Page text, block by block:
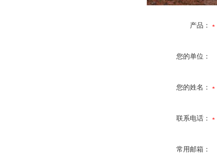
产品：
您的单位：
您的姓名：
联系电话：
常用邮箱：